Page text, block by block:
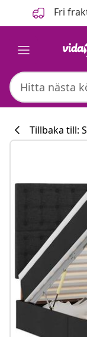
FöregåendeFri
Tillbaka till: